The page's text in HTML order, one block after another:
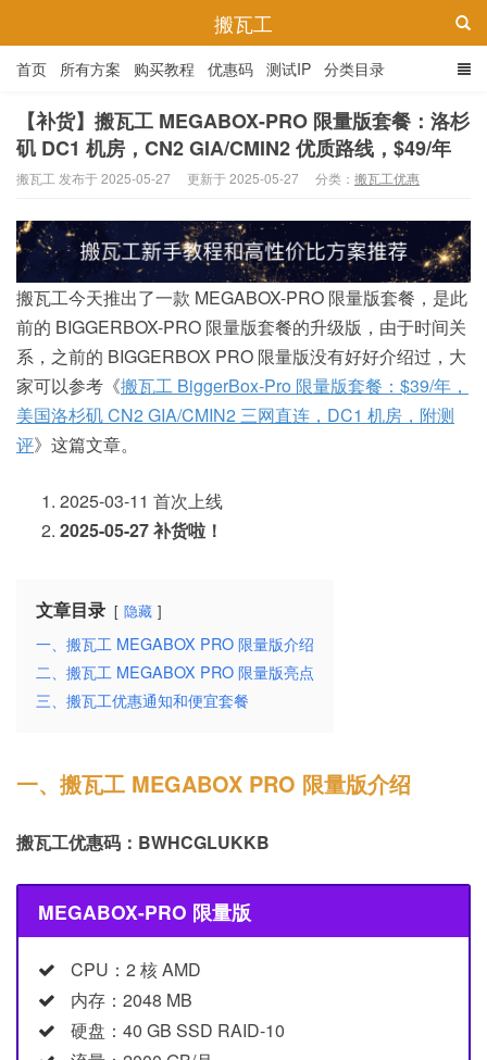
搬瓦工
首页 所有方案 购买教程 优惠码 测试IP 分类目录
【补货】搬瓦工 MEGABOX-PRO 限量版套餐：洛杉
矶 DC1 机房，CN2 GIA/CMIN2 优质路线，$49/年
搬瓦工 发布于 2025-05-27 更新于 2025-05-27 分类： 搬瓦工优惠
搬瓦工今天推出了一款 MEGABOX-PRO 限量版套餐，是此
前的 BIGGERBOX-PRO 限量版套餐的升级版，由于时间关
系，之前的 BIGGERBOX PRO 限量版没有好好介绍过，大
家可以参考《搬瓦工 BiggerBox-Pro 限量版套餐：$39/年，
美国洛杉矶 CN2 GIA/CMIN2 三网直连，DC1 机房，附测
评》这篇文章。
2025-03-11 首次上线
2025-05-27 补货啦！
文章目录 隐藏
一、搬瓦工 MEGABOX PRO 限量版介绍
二、搬瓦工 MEGABOX PRO 限量版亮点
三、搬瓦工优惠通知和便宜套餐
一、搬瓦工 MEGABOX PRO 限量版介绍
搬瓦工优惠码：BWHCGLUKKB
MEGABOX-PRO 限量版
CPU：2 核 AMD
内存：2048 MB
硬盘：40 GB SSD RAID-10